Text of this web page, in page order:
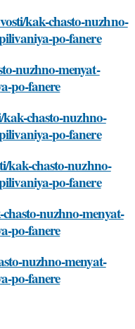
kak-chasto-nuzhno-
po-fanere
nuzhno-menyat-
po-fanere
chasto-nuzhno-
po-fanere
kak-chasto-nuzhno-
po-fanere
nuzhno-menyat-
po-fanere
nuzhno-menyat-
po-fanere